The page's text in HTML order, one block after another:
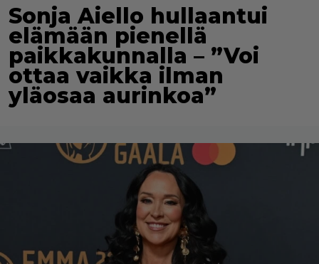
Sonja Aiello hullaantui
elämään pienellä
paikkakunnalla – ”Voi
ottaa vaikka ilman
yläosaa aurinkoa”